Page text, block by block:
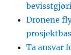
Dronene
Ta ansvar